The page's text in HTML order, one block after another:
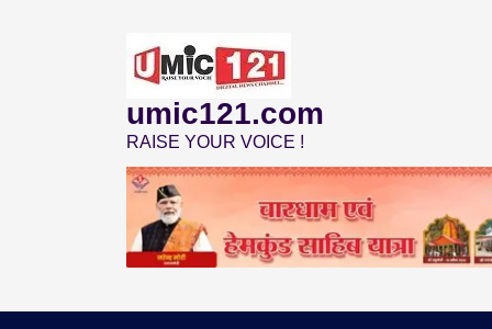
umic121.com
RAISE YOUR VOICE !